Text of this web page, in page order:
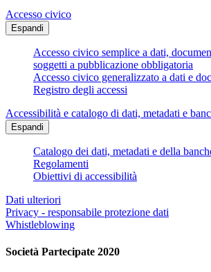
Accesso civico
Espandi
Accesso civico semplice a dati,
soggetti a pubblicazione obbligatoria
Accesso civico generalizzato a dati e
Registro degli accessi
Accessibilità e catalogo di dati, metadati e
Espandi
Catalogo dei dati, metadati e della
Regolamenti
Obiettivi di accessibilità
Dati ulteriori
Privacy - responsabile protezione dati
Whistleblowing
Società Partecipate 2020